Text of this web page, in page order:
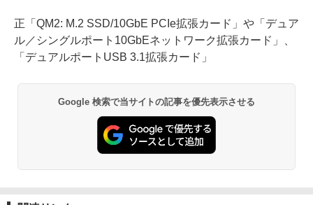
正「QM2: M.2 SSD/10GbE PCIe拡張カード」や「デュア
ル／シングルポート10GbEネットワーク拡張カード」、
「デュアルポートUSB 3.1拡張カード」
Google 検索で当サイトの記事を優先表示させる